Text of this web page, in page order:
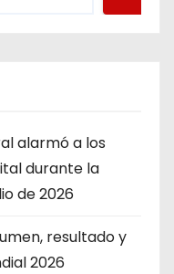
alarmó a los
durante la
de 2026
resultado y
2026